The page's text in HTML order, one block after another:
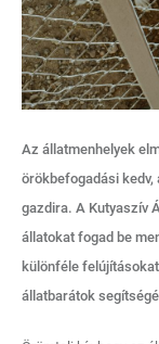
Az állatmenhelyek
örökbefogadási kedv,
gazdira. A Kutyaszív
állatokat fogad be
különféle
állatbarátok